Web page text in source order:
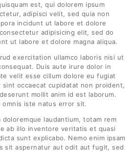
est, qui dolorem ipsum
adipisci velit, sed quia non
incidunt ut labore et dolore
adipisicing elit, sed do
ut labore et dolore magna aliqua.
exercitation ullamco laboris nisi ut
Duis aute irure dolor in
velit esse cillum dolore eu fugiat
sint occaecat cupidatat non proident,
mollit anim id est laborum.
iste natus error sit.
doloremque laudantium, totam rem
ab illo inventore veritatis et quasi
sunt explicabo. Nemo enim ipsam
sit aspernatur aut odit aut fugit, sed